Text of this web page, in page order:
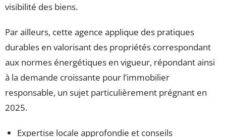
visibilité des biens.
Par ailleurs, cette agence applique des pratiques
durables en valorisant des propriétés correspondant
aux normes énergétiques en vigueur, répondant ainsi
à la demande croissante pour l’immobilier
responsable, un sujet particulièrement prégnant en
2025.
Expertise locale approfondie et conseils